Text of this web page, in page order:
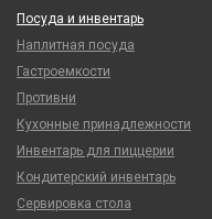
Посуда и инвентарь
Наплитная посуда
Гастроемкости
Противни
Кухонные принадлежности
Инвентарь для пиццерии
Кондитерский инвентарь
Сервировка стола